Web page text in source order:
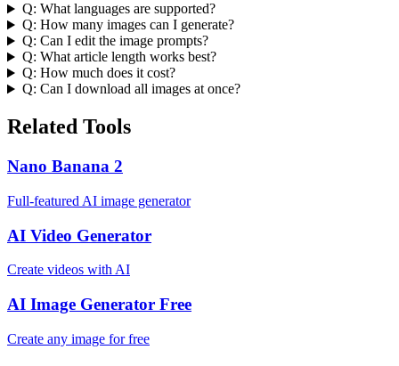
Q: What languages are supported?
Q: How many images can I generate?
Q: Can I edit the image prompts?
Q: What article length works best?
Q: How much does it cost?
Q: Can I download all images at once?
Related Tools
Nano Banana 2
Full-featured AI image generator
AI Video Generator
Create videos with AI
AI Image Generator Free
Create any image for free